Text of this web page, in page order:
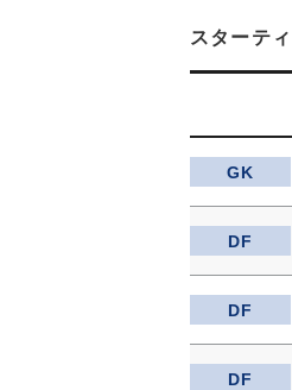
スターテ
GK
DF
DF
DF